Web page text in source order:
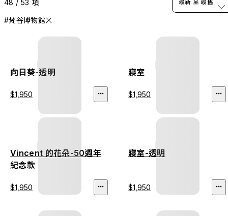
48 / 53 項
#梵谷博物館
最新 至 最舊
向日葵-透明
$1,950
寢室
$1,950
Vincent 的花朵-50週年
紀念款
$1,950
寢室-透明
$1,950